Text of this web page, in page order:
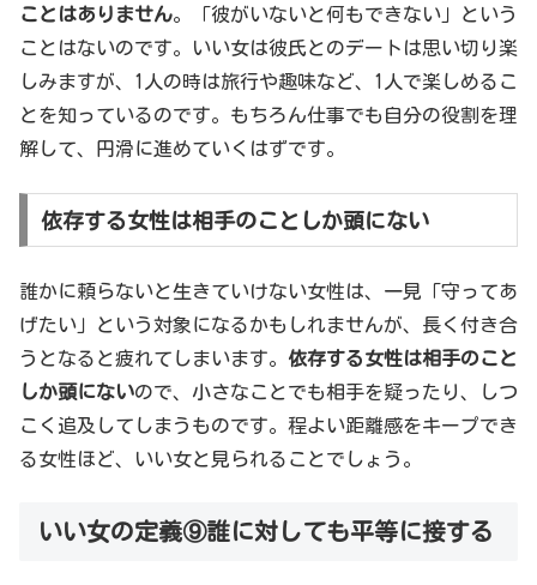
ことはありません。「彼がいないと何もできない」という
ことはないのです。いい女は彼氏とのデートは思い切り楽
しみますが、1人の時は旅行や趣味など、1人で楽しめるこ
とを知っているのです。もちろん仕事でも自分の役割を理
解して、円滑に進めていくはずです。
依存する女性は相手のことしか頭にない
誰かに頼らないと生きていけない女性は、一見「守ってあ
げたい」という対象になるかもしれませんが、長く付き合
うとなると疲れてしまいます。 依存する女性は相手のこと
しか頭にないので、小さなことでも相手を疑ったり、しつ
こく追及してしまうものです。程よい距離感をキープでき
る女性ほど、いい女と見られることでしょう。
いい女の定義⑨誰に対しても平等に接する